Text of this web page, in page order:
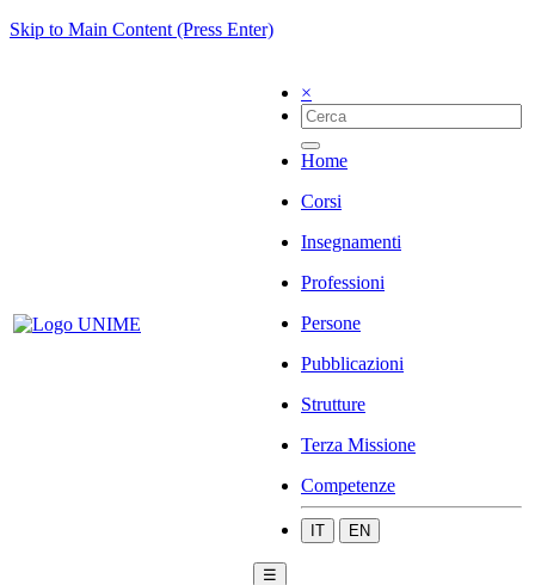
Skip to Main Content (Press Enter)
×
Home
Corsi
Insegnamenti
Professioni
Persone
Pubblicazioni
Strutture
Terza Missione
Competenze
IT EN
☰